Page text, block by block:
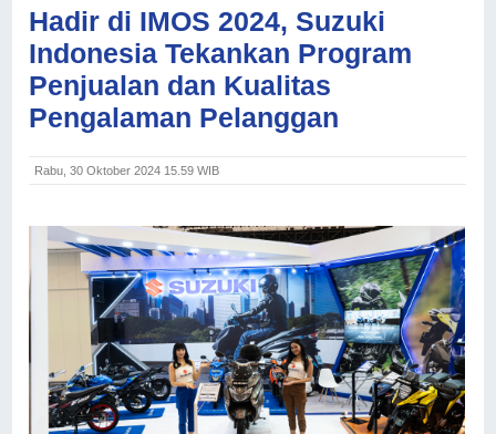
Hadir di IMOS 2024, Suzuki
Indonesia Tekankan Program
Penjualan dan Kualitas
Pengalaman Pelanggan
Rabu, 30 Oktober 2024 15.59 WIB